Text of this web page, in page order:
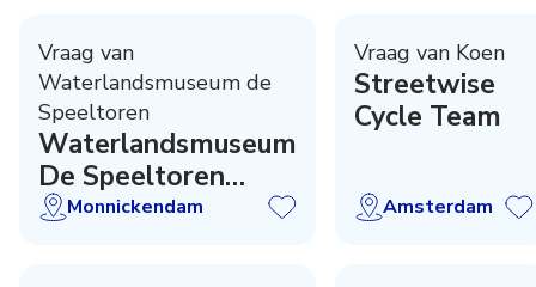
Vraag van
Waterlandsmuseum de
Speeltoren
Waterlandsmuseum
De Speeltoren
zoekt...
Monnickendam
Vraag van Koen
Streetwise
Cycle Team
Amsterdam